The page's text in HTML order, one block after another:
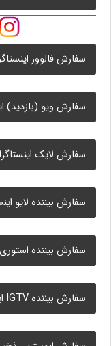
سفارش فالوور
سفارش ویو (بازدید)
سفارش لایک
سفارش بیننده لایو
سفارش بیننده استوری
سفارش بیننده IGTV اینستاگرام